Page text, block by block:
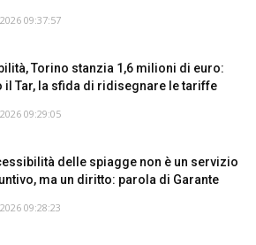
09:37:57
Torino stanzia 1,6 milioni di euro:
il Tar, la sfida di ridisegnare le tariffe
09:29:05
delle spiagge non è un servizio
ma un diritto: parola di Garante
09:28:23